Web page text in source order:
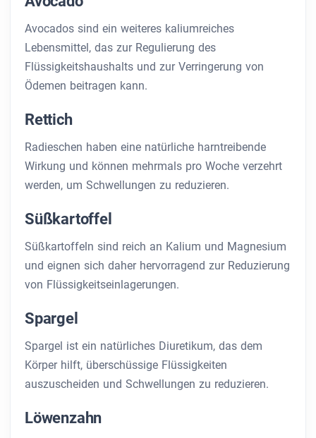
Avocados sind ein weiteres kaliumreiches
Lebensmittel, das zur Regulierung des
Flüssigkeitshaushalts und zur Verringerung von
Ödemen beitragen kann.
Rettich
Radieschen haben eine natürliche harntreibende
Wirkung und können mehrmals pro Woche verzehrt
werden, um Schwellungen zu reduzieren.
Süßkartoffel
Süßkartoffeln sind reich an Kalium und Magnesium
und eignen sich daher hervorragend zur Reduzierung
von Flüssigkeitseinlagerungen.
Spargel
Spargel ist ein natürliches Diuretikum, das dem
Körper hilft, überschüssige Flüssigkeiten
auszuscheiden und Schwellungen zu reduzieren.
Löwenzahn